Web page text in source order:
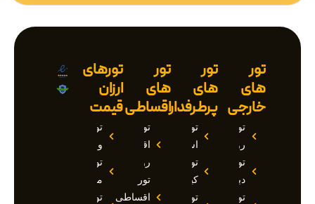
تور
های
خارجی
تور
روسیه
تور
دبی
تور
تور
های
پرطرفدار
تور
استانبول
تور
کیش
تور
تور
های
اقساطی
تور
اقساطی
روسیه
تور
اقساطی
تورهای
ارزان
قیمت
تور
وان
تور
مارماریس
تور